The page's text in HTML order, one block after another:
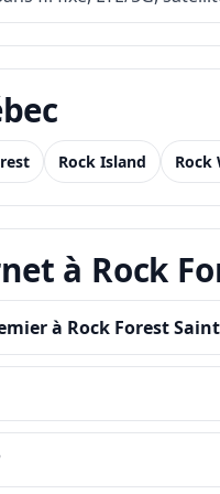
Rock Island Rock
à Rock
à Rock Forest